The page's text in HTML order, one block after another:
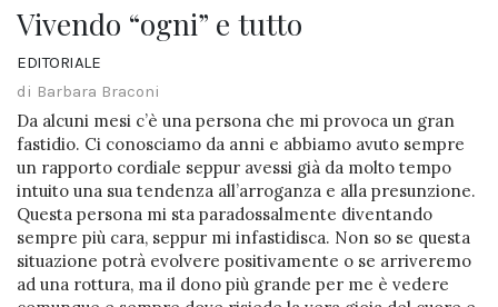
Vivendo “ogni” e tutto
EDITORIALE
di Barbara Braconi
Da alcuni mesi c’è una persona che mi provoca un gran
fastidio. Ci conosciamo da anni e abbiamo avuto sempre
un rapporto cordiale seppur avessi già da molto tempo
intuito una sua tendenza all’arroganza e alla presunzione.
Questa persona mi sta paradossalmente diventando
sempre più cara, seppur mi infastidisca. Non so se questa
situazione potrà evolvere positivamente o se arriveremo
ad una rottura, ma il dono più grande per me è vedere